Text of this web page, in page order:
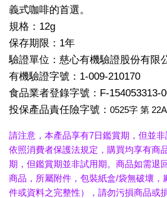
義式咖啡的首選。
規格：12g
保存期限：1年
驗證單位：慈心有機驗證股份有限
有機驗證字號：1-009-210170
食品業者登錄字號：F-154053313-
投保產品責任險字號： 0525字 第
請注意，本產品享有7日鑑賞期，但並非
依照消費者保護法規定，購買均享有商
期，但鑑賞期並非試用期。商品如需退
商品，所屬附件，包裝紙盒/袋無破壞，
件或資料之完整性），請勿污損商品或